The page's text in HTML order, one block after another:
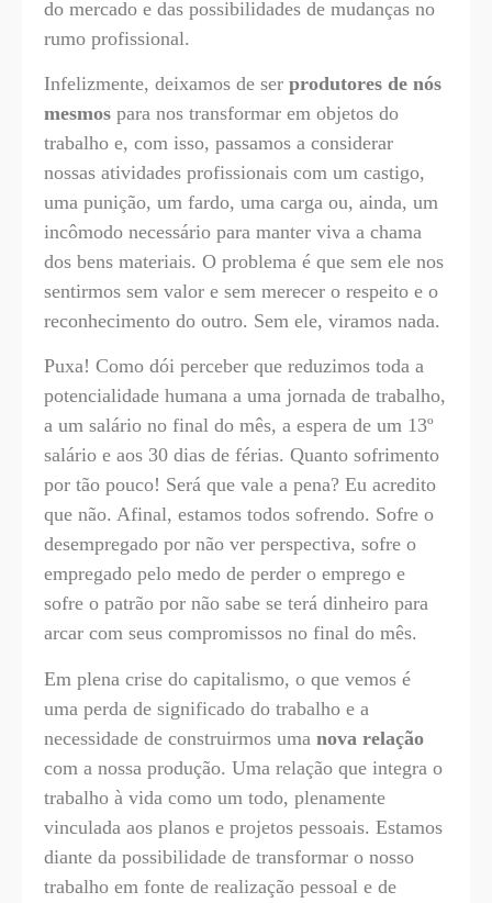
do mercado e das possibilidades de mudanças no
rumo profissional.
Infelizmente, deixamos de ser produtores de nós
mesmos para nos transformar em objetos do
trabalho e, com isso, passamos a considerar
nossas atividades profissionais com um castigo,
uma punição, um fardo, uma carga ou, ainda, um
incômodo necessário para manter viva a chama
dos bens materiais. O problema é que sem ele nos
sentirmos sem valor e sem merecer o respeito e o
reconhecimento do outro. Sem ele, viramos nada.
Puxa! Como dói perceber que reduzimos toda a
potencialidade humana a uma jornada de trabalho,
a um salário no final do mês, a espera de um 13º
salário e aos 30 dias de férias. Quanto sofrimento
por tão pouco! Será que vale a pena? Eu acredito
que não. Afinal, estamos todos sofrendo. Sofre o
desempregado por não ver perspectiva, sofre o
empregado pelo medo de perder o emprego e
sofre o patrão por não sabe se terá dinheiro para
arcar com seus compromissos no final do mês.
Em plena crise do capitalismo, o que vemos é
uma perda de significado do trabalho e a
necessidade de construirmos uma nova relação
com a nossa produção. Uma relação que integra o
trabalho à vida como um todo, plenamente
vinculada aos planos e projetos pessoais. Estamos
diante da possibilidade de transformar o nosso
trabalho em fonte de realização pessoal e de